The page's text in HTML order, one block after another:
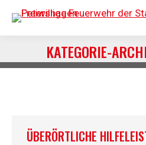
KATEGORIE-
ÜBERÖRTLICHE